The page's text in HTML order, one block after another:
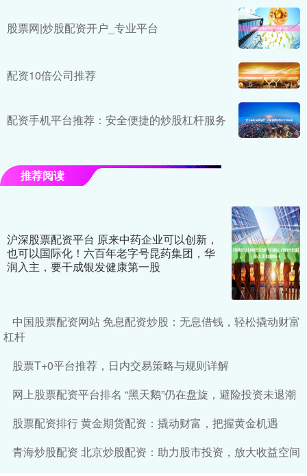
股票网|炒股配资开户_专业平台
配资10倍公司推荐
配资手机平台推荐：安全便捷的炒股杠杆服务
推荐阅读
沪深股票配资平台 原来中药企业可以创新，
也可以国际化！六百年老字号昆药集团，华
润入主，要干成银发健康第一股
中国股票配资网站 免息配资炒股：无息借钱，轻松撬动财富
杠杆
股票T+0平台推荐，日内交易策略与规则详解
网上股票配资平台排名 “黑天鹅”仍在盘旋，避险投资未退潮
股票配资排行 黄金期货配资：撬动财富，把握黄金机遇
青海炒股配资 北京炒股配资：助力股市投资，放大收益空间